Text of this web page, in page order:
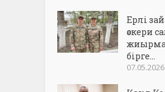
Ерлі
әскери
бірге...